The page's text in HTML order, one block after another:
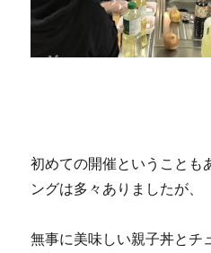
初めての開催ということも
ングは多々ありましたが、
無事に美味しい親子丼とチ